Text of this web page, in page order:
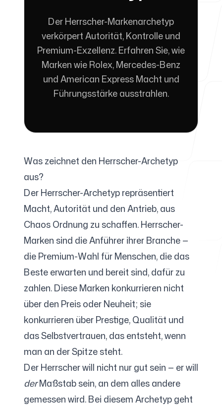
Für Agenturen
Support
Kostenlose Tools
FAQ
Kontakt
Der Herrscher-Markenarchetyp
verkörpert Autorität, Kontrolle und
Premium-Exzellenz. Erfahren Sie, wie
Marken wie Rolex, Mercedes-Benz
und American Express Macht und
Führungsstärke ausstrahlen.
Was zeichnet den Herrscher-Archetyp
aus?
Der Herrscher-Archetyp repräsentiert
Macht, Autorität und den Antrieb, aus
Chaos Ordnung zu schaffen. Herrscher-
Marken sind die Anführer ihrer Branche —
die Premium-Wahl für Menschen, die das
Beste erwarten und bereit sind, dafür zu
zahlen. Diese Marken konkurrieren nicht
über den Preis oder Neuheit; sie
konkurrieren über Prestige, Qualität und
das Selbstvertrauen, das entsteht, wenn
man an der Spitze steht.
Der Herrscher will nicht nur gut sein — er will
derMaßstab sein, an dem alles andere
gemessen wird. Bei diesem Archetyp geht